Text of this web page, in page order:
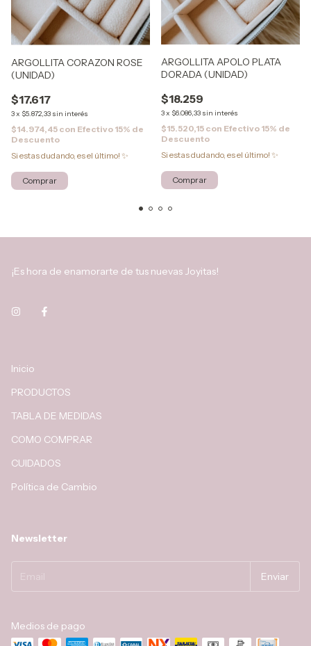
ARGOLLITA CORAZON ROSE
(UNIDAD)
$17.617
3x $5.872,33 sin interés
$14.974,45 con Efectivo 15% de
Descuento
Si estas dudando, es el último! ✨
ARGOLLITA APOLO PLATA
DORADA (UNIDAD)
$18.259
3x $6.086,33 sin interés
$15.520,15 con Efectivo 15% de
Descuento
Si estas dudando, es el último! ✨
¡Es hora de enamorarte de tus nuevas Joyitas!
Inicio
PRODUCTOS
TABLA DE MEDIDAS
COMO COMPRAR
CUIDADOS
Política de Cambio
Newsletter
Medios de pago